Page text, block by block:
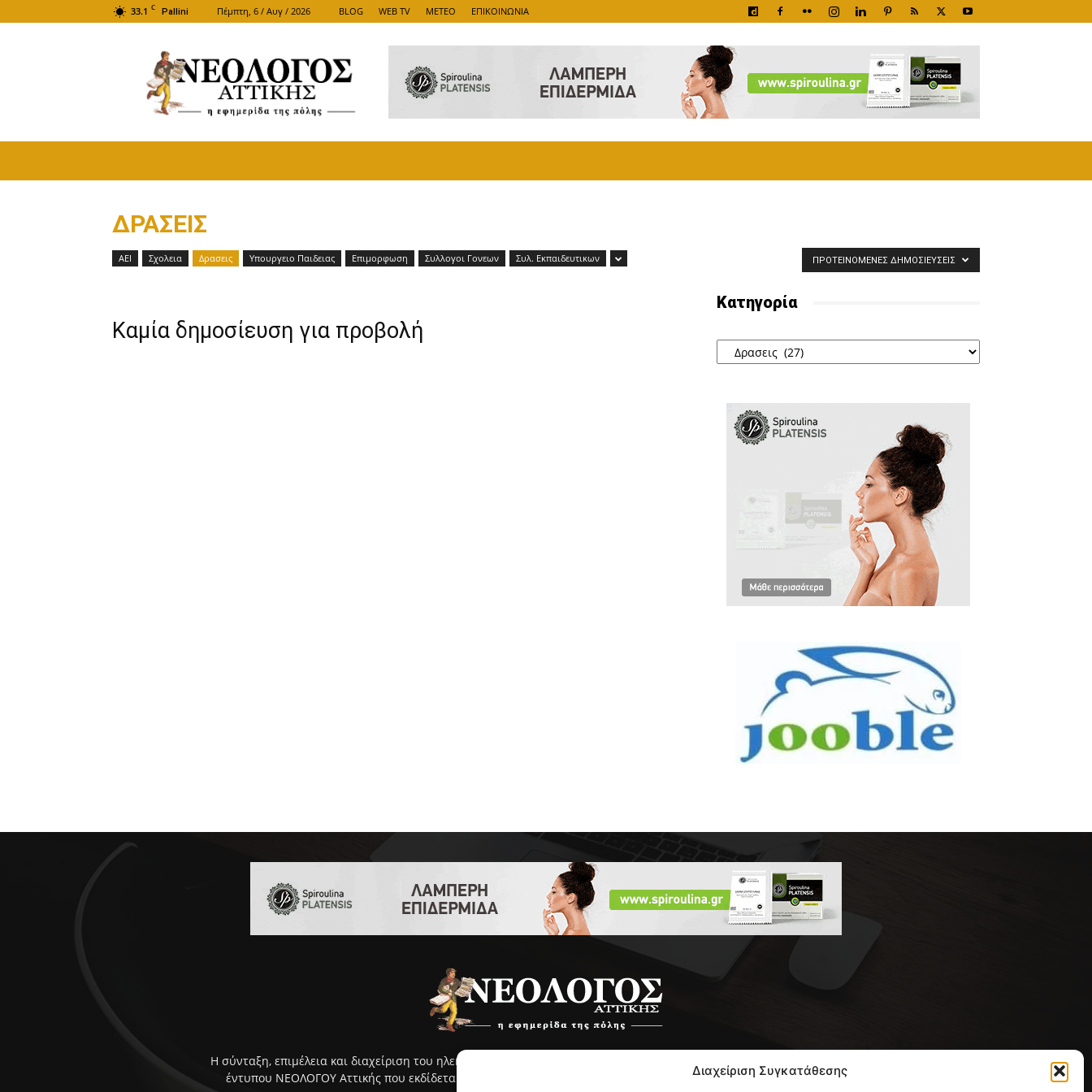
Διαχείριση Συγκατάθεσης
33.1 C Pallini Πέμπτη, 6 / Αυγ / 2026 BLOG WEB TV METEO ΕΠΙΚΟΙΝΩΝΙΑ
ΑΤΤΙΚΗΣ
ΔΡΑΣΕΙΣ
ΑΕΙ Σχολεια Δρασεις Υπουργειο Παιδειας Επιμορφωση Συλλογοι Γονεων Συλ. Εκπαιδευτικων ΠΡΟΤΕΙΝΌΜΕΝΕΣ ΔΗΜΟΣΙΕΎΣΕΙΣ
Καμία δημοσίευση για προβολή
Κατηγορία
Κατηγορία
Η σύνταξη, επιμέλεια και διαχείριση του ηλεκτρονικού ΝΕΟΛΟΓΟΥ Αττικής γίνεται με ευθύνη της συντακτικής ομάδας του
έντυπου ΝΕΟΛΟΓΟΥ Αττικής που εκδίδεται από το 2005 και κυκλοφορεί στην ανατολική Αττική με έδρα την Παλλήνη.